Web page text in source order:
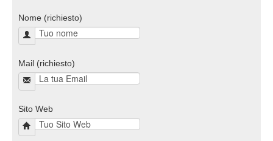
Nome (richiesto)
Mail (richiesto)
Sito Web